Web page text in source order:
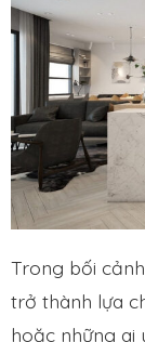
Trong bối
trở thành lựa
hoặc những ai